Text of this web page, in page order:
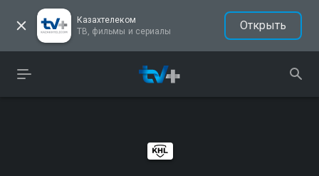
Казахтелеком
ТВ, фильмы и сериалы
Открыть